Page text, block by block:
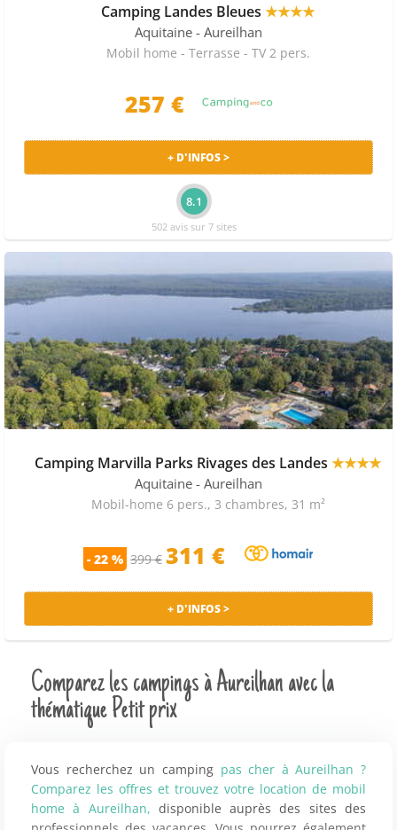
Camping Landes Bleues ★★★★
Aquitaine - Aureilhan
Mobil home - Terrasse - TV 2 pers.
257 €
+ D'INFOS >
8.1
502 avis sur 7 sites
Camping Marvilla Parks Rivages des Landes ★★★★
Aquitaine - Aureilhan
Mobil-home 6 pers., 3 chambres, 31 m²
- 22 % 399 € 311 €
+ D'INFOS >
Comparez les campings à Aureilhan avec la
thématique Petit prix
Vous recherchez un camping pas cher à Aureilhan ?
Comparez les offres et trouvez votre location de mobil
home à Aureilhan, disponible auprès des sites des